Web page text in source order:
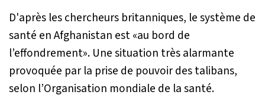
D'après les chercheurs britanniques, le système de
santé en Afghanistan est «au bord de
l’effondrement». Une situation très alarmante
provoquée par la prise de pouvoir des talibans,
selon l’Organisation mondiale de la santé.